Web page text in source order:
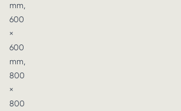
mm,
600
×
600
mm,
800
×
800